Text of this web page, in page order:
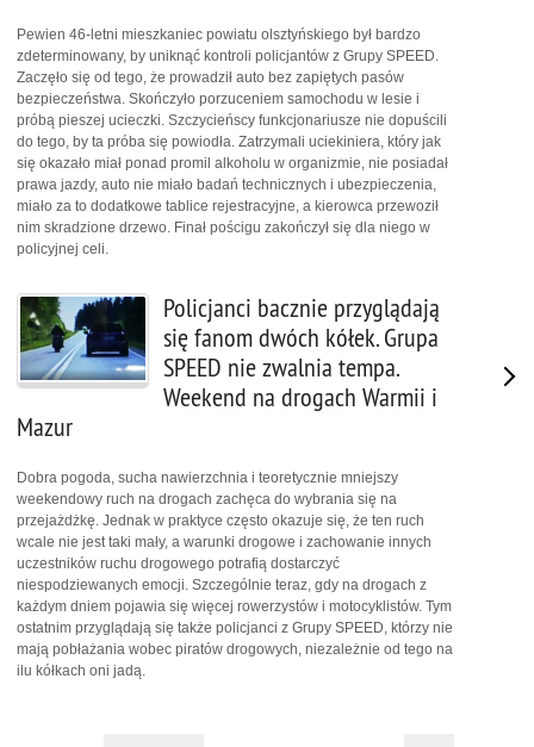
Pewien 46-letni mieszkaniec powiatu olsztyńskiego był bardzo
zdeterminowany, by uniknąć kontroli policjantów z Grupy SPEED.
Zaczęło się od tego, że prowadził auto bez zapiętych pasów
bezpieczeństwa. Skończyło porzuceniem samochodu w lesie i
próbą pieszej ucieczki. Szczycieńscy funkcjonariusze nie dopuścili
do tego, by ta próba się powiodła. Zatrzymali uciekiniera, który jak
się okazało miał ponad promil alkoholu w organizmie, nie posiadał
prawa jazdy, auto nie miało badań technicznych i ubezpieczenia,
miało za to dodatkowe tablice rejestracyjne, a kierowca przewoził
nim skradzione drzewo. Finał pościgu zakończył się dla niego w
policyjnej celi.
Policjanci bacznie przyglądają
się fanom dwóch kółek. Grupa
SPEED nie zwalnia tempa.
Weekend na drogach Warmii i
Mazur
Dobra pogoda, sucha nawierzchnia i teoretycznie mniejszy
weekendowy ruch na drogach zachęca do wybrania się na
przejażdżkę. Jednak w praktyce często okazuje się, że ten ruch
wcale nie jest taki mały, a warunki drogowe i zachowanie innych
uczestników ruchu drogowego potrafią dostarczyć
niespodziewanych emocji. Szczególnie teraz, gdy na drogach z
każdym dniem pojawia się więcej rowerzystów i motocyklistów. Tym
ostatnim przyglądają się także policjanci z Grupy SPEED, którzy nie
mają pobłażania wobec piratów drogowych, niezależnie od tego na
ilu kółkach oni jadą.